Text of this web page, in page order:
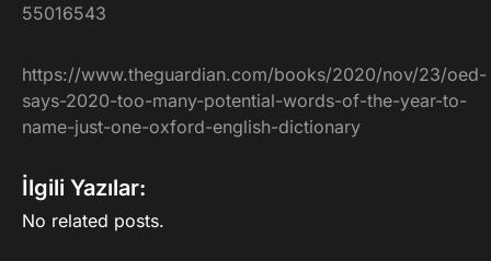
55016543
https://www.theguardian.com/books/2020/nov/23/oed-
says-2020-too-many-potential-words-of-the-year-to-
name-just-one-oxford-english-dictionary
İlgili Yazılar:
No related posts.